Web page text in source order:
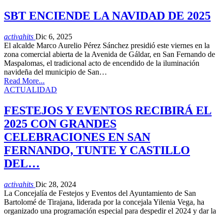
SBT ENCIENDE LA NAVIDAD DE 2025
activahits Dic 6, 2025
El alcalde Marco Aurelio Pérez Sánchez presidió este viernes en la
zona comercial abierta de la Avenida de Gáldar, en San Fernando de
Maspalomas, el tradicional acto de encendido de la iluminación
navideña del municipio de San…
Read More...
ACTUALIDAD
FESTEJOS Y EVENTOS RECIBIRÁ EL
2025 CON GRANDES
CELEBRACIONES EN SAN
FERNANDO, TUNTE Y CASTILLO
DEL…
activahits Dic 28, 2024
La Concejalía de Festejos y Eventos del Ayuntamiento de San
Bartolomé de Tirajana, liderada por la concejala Yilenia Vega, ha
organizado una programación especial para despedir el 2024 y dar la